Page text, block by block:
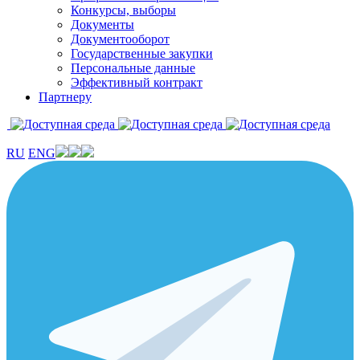
Конкурсы, выборы
Документы
Документооборот
Государственные закупки
Персональные данные
Эффективный контракт
Партнеру
RU ENG